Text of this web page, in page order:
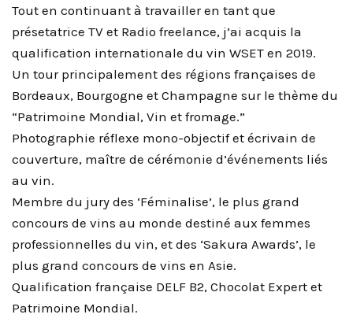
Tout en continuant à travailler en tant que
présetatrice TV et Radio freelance, j’ai acquis la
qualification internationale du vin WSET en 2019.
Un tour principalement des régions françaises de
Bordeaux, Bourgogne et Champagne sur le thème du
“Patrimoine Mondial, Vin et fromage.”
Photographie réflexe mono-objectif et écrivain de
couverture, maître de cérémonie d’événements liés
au vin.
Membre du jury des ‘Féminalise’, le plus grand
concours de vins au monde destiné aux femmes
professionnelles du vin, et des ‘Sakura Awards’, le
plus grand concours de vins en Asie.
Qualification française DELF B2, Chocolat Expert et
Patrimoine Mondial.